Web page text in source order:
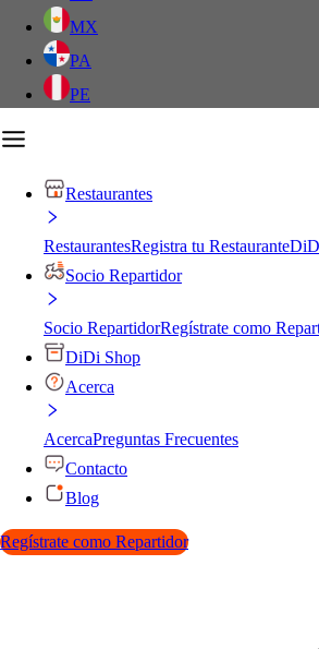
MX
PA
PE
Restaurantes
RestaurantesRegistra tu Restaurante
Socio Repartidor
Socio RepartidorRegístrate como
DiDi Shop
Acerca
AcercaPreguntas Frecuentes
Contacto
Blog
Regístrate como Repartidor